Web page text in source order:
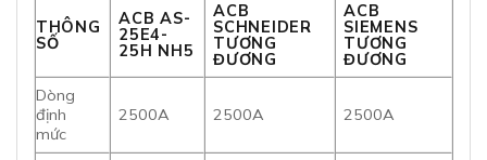
THÔNG
SỐ
ACB AS-
25E4-
25H NH5
ACB
SCHNEIDER
TƯƠNG
ĐƯƠNG
ACB
SIEMENS
TƯƠNG
ĐƯƠNG
Dòng
định
mức
2500A 2500A 2500A